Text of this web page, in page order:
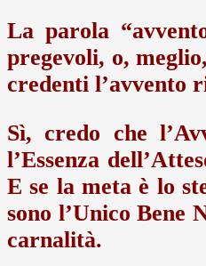
La parola
pregevoli, o,
credenti l’avvento
Sì, credo che
l’Essenza
E se la meta è lo
sono l’Unico Bene
carnalità.